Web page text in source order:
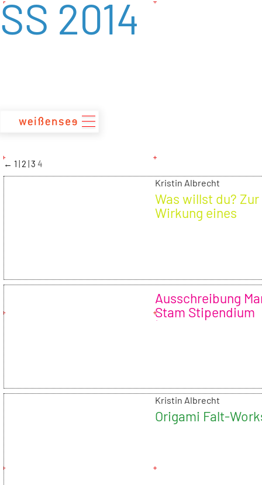
zum
Inhalt
SS 2014
← 1 2 3 4
Kristin Albrecht
Was willst du? Zur
Wirkung eines
Ausschreibung
Stam Stipendium
Kristin Albrecht
Origami Falt-